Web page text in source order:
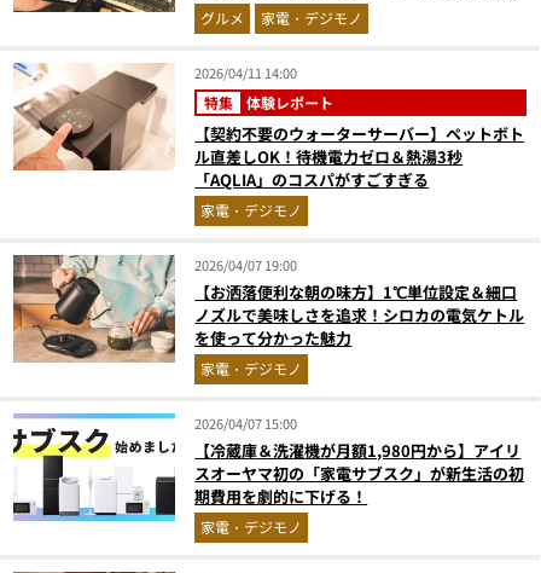
グルメ 家電・デジモノ
2026/04/11 14:00
特集 体験レポート
【契約不要のウォーターサーバー】ペットボト
ル直差しOK！待機電力ゼロ＆熱湯3秒
「AQLIA」のコスパがすごすぎる
家電・デジモノ
2026/04/07 19:00
【お洒落便利な朝の味方】1℃単位設定＆細口
ノズルで美味しさを追求！シロカの電気ケトル
を使って分かった魅力
家電・デジモノ
2026/04/07 15:00
【冷蔵庫＆洗濯機が月額1,980円から】アイリ
スオーヤマ初の「家電サブスク」が新生活の初
期費用を劇的に下げる！
家電・デジモノ